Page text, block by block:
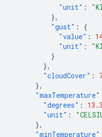
"unit" :
},
"gust" :
{
"value" :
"unit" :
}
},
"cloudCover" :
},
"maxTemperature"
"degrees" : 13.3
"unit" :
},
"minTemperature"